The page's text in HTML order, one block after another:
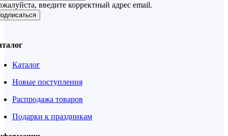
введите корректный адрес email.
Каталог
Новые поступления
Распродажа товаров
Подарки к праздникам